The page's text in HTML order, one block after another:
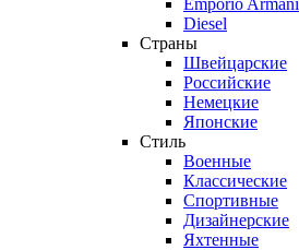
Emporio Armani
Diesel
Страны
Швейцарские
Российские
Немецкие
Японские
Стиль
Военные
Классические
Спортивные
Дизайнерские
Яхтенные